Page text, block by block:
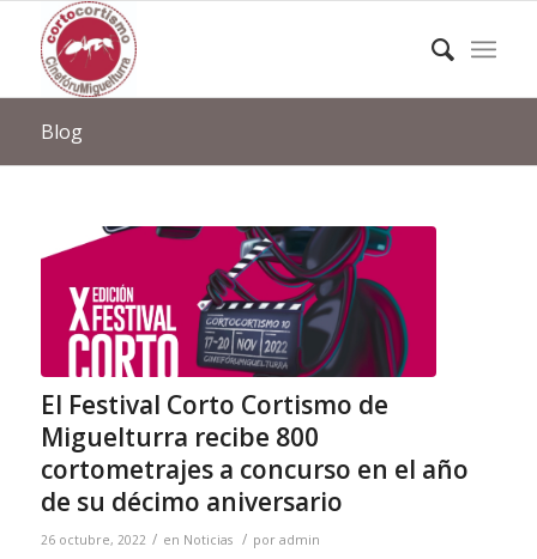
Blog
El Festival Corto Cortismo de
Miguelturra recibe 800
cortometrajes a concurso en el año
de su décimo aniversario
26 octubre, 2022 / en Noticias / por admin